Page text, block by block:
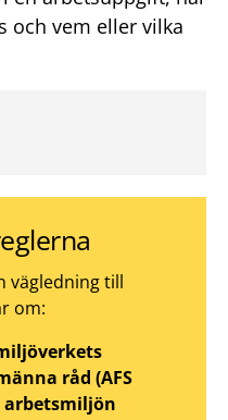
och vem eller vilka
vägledning till
om:
råd (AFS
arbetsmiljön